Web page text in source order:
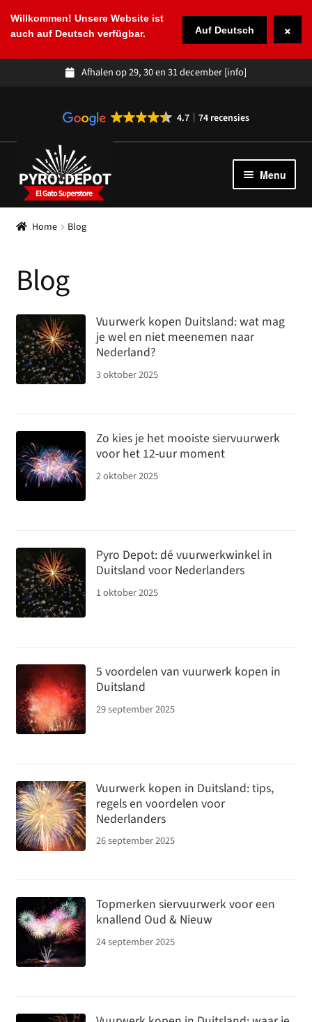
Willkommen! Unsere Website ist
auch auf Deutsch verfügbar.
Auf Deutsch ×
Afhalen op 29, 30 en 31 december[info]
4.7 74 recensies
door
naar
navigatie
naar
de
inhoud
Menu
Over ons
Contact
Klantenservice
Home Blog
Blog
Vuurwerk kopen Duitsland: wat mag
je wel en niet meenemen naar
Nederland?
3 oktober 2025
Zo kies je het mooiste siervuurwerk
voor het 12-uur moment
2 oktober 2025
Pyro Depot: dé vuurwerkwinkel in
Duitsland voor Nederlanders
1 oktober 2025
5 voordelen van vuurwerk kopen in
Duitsland
29 september 2025
Vuurwerk kopen in Duitsland: tips,
regels en voordelen voor
Nederlanders
26 september 2025
Topmerken siervuurwerk voor een
knallend Oud & Nieuw
24 september 2025